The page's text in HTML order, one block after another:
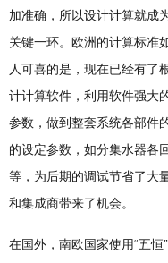
加准确，所以设计计算就成
关键一环。欧洲的计算标准
人可喜的是，现在已经有了
计计算软件，利用软件强大
参数，做到整套系统各部件
的设定参数，如分集水器各
等，为后期的调试节省了大
和集成商带来了机会。
在国外，南欧国家使用“五